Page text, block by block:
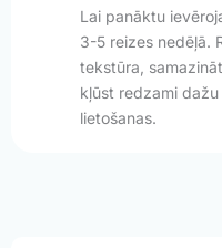
Lai panāktu
3-5 reizes nedēļā.
tekstūra,
kļūst redzami
lietošanas.